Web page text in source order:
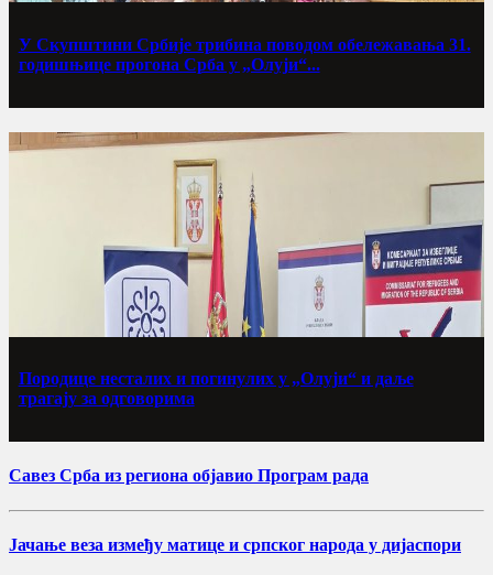
У Скупштини Србије трибина поводом обележавања 31.
годишњице прогона Срба у „Олуји“...
Породице несталих и погинулих у „Олуји“ и даље
трагају за одговорима
Савез Срба из региона објавио Програм рада
Јачање веза између матице и српског народа у дијаспори